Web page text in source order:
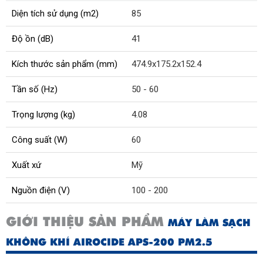
Diện tích sử dụng (m2) 85
Độ ồn (dB) 41
Kích thước sản phẩm (mm) 474.9x175.2x152.4
Tần số (Hz) 50 - 60
Trọng lượng (kg) 4.08
Công suất (W) 60
Xuất xứ Mỹ
Nguồn điện (V) 100 - 200
GIỚI THIỆU SẢN PHẨM MÁY LÀM SẠCH
KHÔNG KHÍ AIROCIDE APS-200 PM2.5